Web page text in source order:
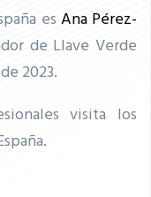
es Ana Pérez-
de Llave Verde
2023.
visita los